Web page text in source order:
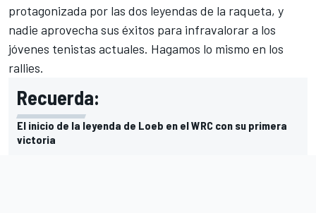
protagonizada por las dos leyendas de la raqueta, y
nadie aprovecha sus éxitos para infravalorar a los
jóvenes tenistas actuales. Hagamos lo mismo en los
rallies.
Recuerda:
El inicio de la leyenda de Loeb en el WRC con su primera
victoria